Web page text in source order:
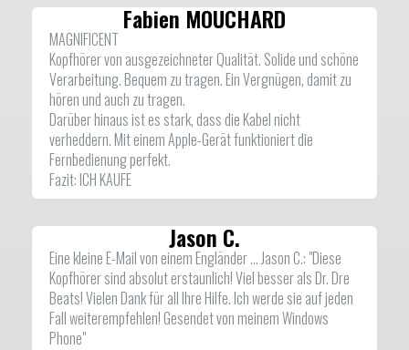
Fabien MOUCHARD
MAGNIFICENT
Kopfhörer von ausgezeichneter Qualität. Solide und schöne
Verarbeitung. Bequem zu tragen. Ein Vergnügen, damit zu
hören und auch zu tragen.
Darüber hinaus ist es stark, dass die Kabel nicht
verheddern. Mit einem Apple-Gerät funktioniert die
Fernbedienung perfekt.
Fazit: ICH KAUFE
Jason C.
Eine kleine E-Mail von einem Engländer ... Jason C.: "Diese
Kopfhörer sind absolut erstaunlich! Viel besser als Dr. Dre
Beats! Vielen Dank für all Ihre Hilfe. Ich werde sie auf jeden
Fall weiterempfehlen! Gesendet von meinem Windows
Phone"